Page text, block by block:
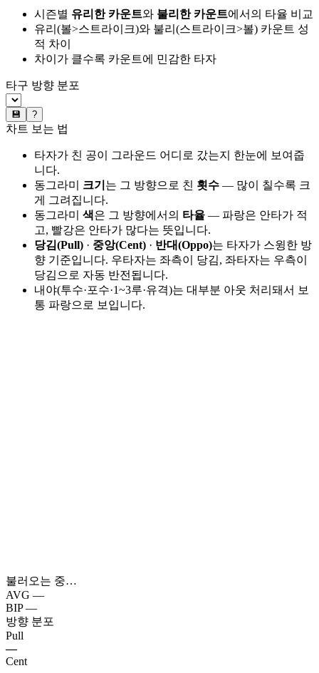
시즌별 유리한 카운트와 불리한 카운트에서의 타율 비교
유리(볼>스트라이크)와 불리(스트라이크>볼) 카운트 성
적 차이
차이가 클수록 카운트에 민감한 타자
타구 방향 분포
💾 ?
차트 보는 법
타자가 친 공이 그라운드 어디로 갔는지 한눈에 보여줍
니다.
동그라미 크기 는 그 방향으로 친 횟수 — 많이 칠수록 크
게 그려집니다.
동그라미 색은 그 방향에서의 타율 — 파랑은 안타가 적
고, 빨강은 안타가 많다는 뜻입니다.
당김(Pull) · 중앙(Cent) · 반대(Oppo)는 타자가 스윙한 방
향 기준입니다. 우타자는 좌측이 당김, 좌타자는 우측이
당김으로 자동 반전됩니다.
내야(투수·포수·1~3루·유격)는 대부분 아웃 처리돼서 보
통 파랑으로 보입니다.
불러오는 중…
AVG —
BIP —
방향 분포
Pull
—
Cent